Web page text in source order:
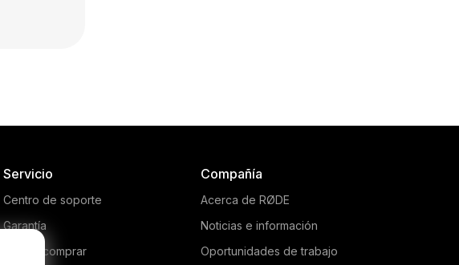
Servicio
Centro de soporte
Garantía
Dónde comprar
Compañía
Acerca de RØDE
Noticias e información
Oportunidades de trabajo